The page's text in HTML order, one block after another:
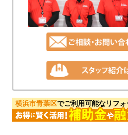
横浜市青葉区でご利用可能なリフ